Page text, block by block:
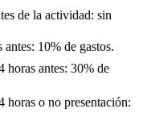
de la actividad: sin
10% de gastos.
horas antes: 30% de
horas o no presentación: